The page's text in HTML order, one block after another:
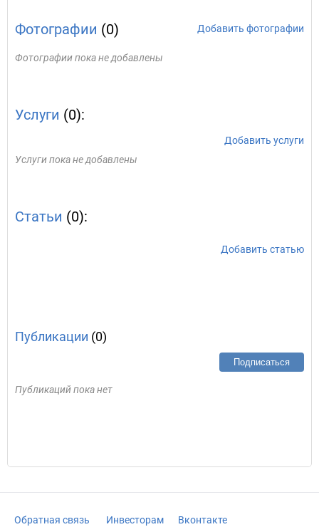
Фотографии (0) Добавить фотографии
Фотографии пока не добавлены
Услуги (0):
Добавить услуги
Услуги пока не добавлены
Статьи (0):
Добавить статью
Публикации (0)
Подписаться
Публикаций пока нет
Обратная связь Инвесторам Вконтакте